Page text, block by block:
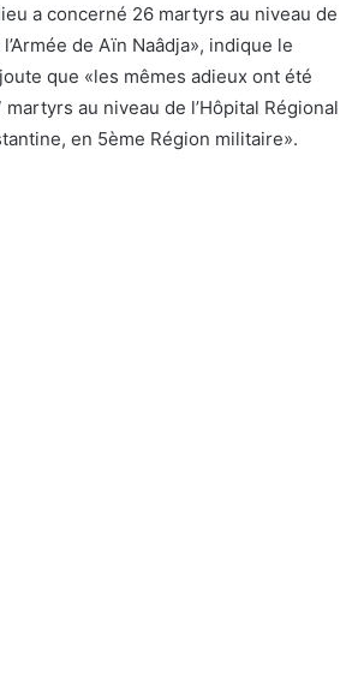
a concerné 26 martyrs au niveau de
de Aïn Naâdja», indique le
que «les mêmes adieux ont été
au niveau de l’Hôpital Régional
en 5ème Région militaire».